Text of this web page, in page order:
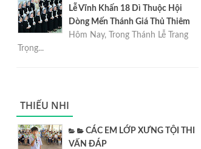
Lễ Vĩnh Khấn 18 Dì Thuộc Hội
Dòng Mến Thánh Giá Thủ Thiêm
Hôm Nay, Trong Thánh Lễ Trang
Trọng...
THIẾU NHI
CÁC EM LỚP XƯNG TỘI THI
VẤN ĐÁP